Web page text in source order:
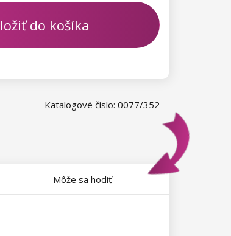
do košíka
Katalogové číslo: 0077/352
Môže sa hodiť